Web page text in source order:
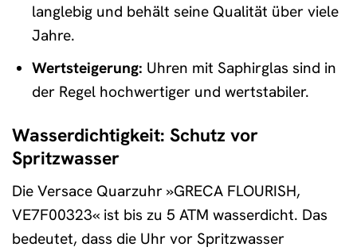
langlebig und behält seine Qualität über viele
Jahre.
Wertsteigerung: Uhren mit Saphirglas sind in
der Regel hochwertiger und wertstabiler.
Wasserdichtigkeit: Schutz vor
Spritzwasser
Die Versace Quarzuhr »GRECA FLOURISH,
VE7F00323« ist bis zu 5 ATM wasserdicht. Das
bedeutet, dass die Uhr vor Spritzwasser